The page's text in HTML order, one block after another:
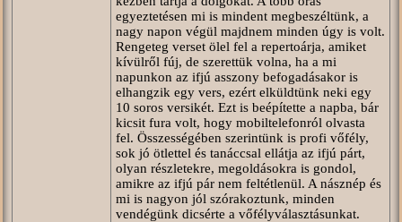
egyeztetésen mi is mindent megbeszéltünk, a
nagy napon végül majdnem minden úgy is volt.
Rengeteg verset ölel fel a repertoárja, amiket
kívülről fúj, de szerettük volna, ha a mi
napunkon az ifjú asszony befogadásakor is
elhangzik egy vers, ezért elküldtünk neki egy
10 soros versikét. Ezt is beépítette a napba, bár
kicsit fura volt, hogy mobiltelefonról olvasta
fel. Összességében szerintünk is profi vőfély,
sok jó ötlettel és tanáccsal ellátja az ifjú párt,
olyan részletekre, megoldásokra is gondol,
amikre az ifjú pár nem feltétlenül. A násznép és
mi is nagyon jól szórakoztunk, minden
vendégünk dicsérte a vőfélyválasztásunkat.